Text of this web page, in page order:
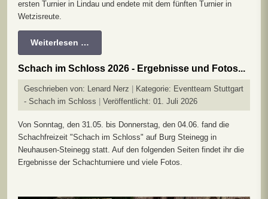
ersten Turnier in Lindau und endete mit dem fünften Turnier in
Wetzisreute.
Weiterlesen …
Schach im Schloss 2026 - Ergebnisse und Fotos...
Geschrieben von: Lenard Nerz Kategorie: Eventteam Stuttgart
- Schach im Schloss
Veröffentlicht: 01. Juli 2026
Von Sonntag, den 31.05. bis Donnerstag, den 04.06. fand die
Schachfreizeit "Schach im Schloss" auf Burg Steinegg in
Neuhausen-Steinegg statt. Auf den folgenden Seiten findet ihr die
Ergebnisse der Schachturniere und viele Fotos.